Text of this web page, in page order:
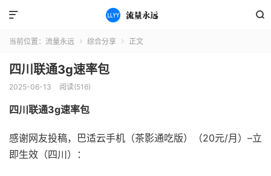


当前位置： 流量永远  综合分享  正文
四川联通3g速率包
2025-06-13 阅读(516)
四川联通3g速率包
感谢网友投稿，巴适云手机（茶影通吃版）（20元/月）–立
即生效（四川）：